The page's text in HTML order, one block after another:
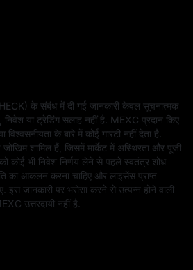
के संबंध में दी गई जानकारी केवल सूचनात्मक
निवेश या ट्रेडिंग सलाह नहीं है. MEXC प्रदान किए
विश्वसनीयता के बारे में कोई गारंटी नहीं देता है.
जोखिम शामिल हैं, जिसमें मार्केट में अस्थिरता और पूंजी
कोई भी निवेश निर्णय लेने से पहले स्वतंत्र शोध
का आकलन करना चाहिए और लाइसेंस प्राप्त
इस जानकारी पर भरोसा करने से उत्पन्न होने वाली
उत्तरदायी नहीं है.